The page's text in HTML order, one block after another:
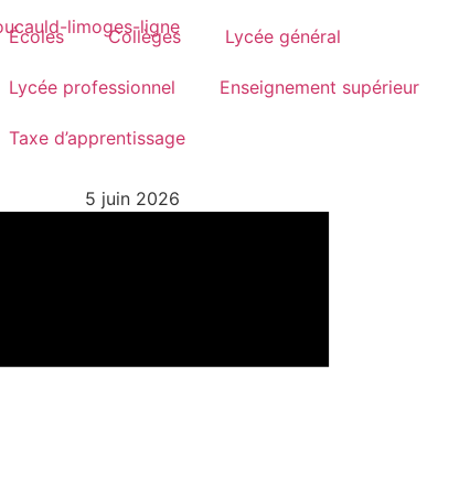
Écoles Collèges Lycée général
Lycée professionnel Enseignement supérieur
Taxe d’apprentissage
5 juin 2026